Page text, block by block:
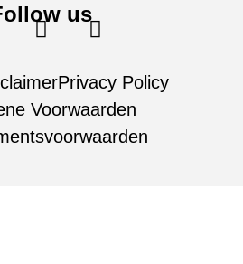
us
Privacy Policy
Voorwaarden